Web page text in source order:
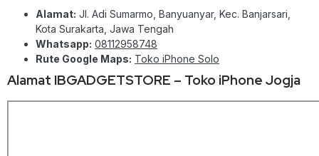
Alamat: Jl. Adi Sumarmo, Banyuanyar, Kec. Banjarsari,
Kota Surakarta, Jawa Tengah
Whatsapp: 08112958748
Rute Google Maps: Toko iPhone Solo
Alamat IBGADGETSTORE – Toko iPhone Jogja